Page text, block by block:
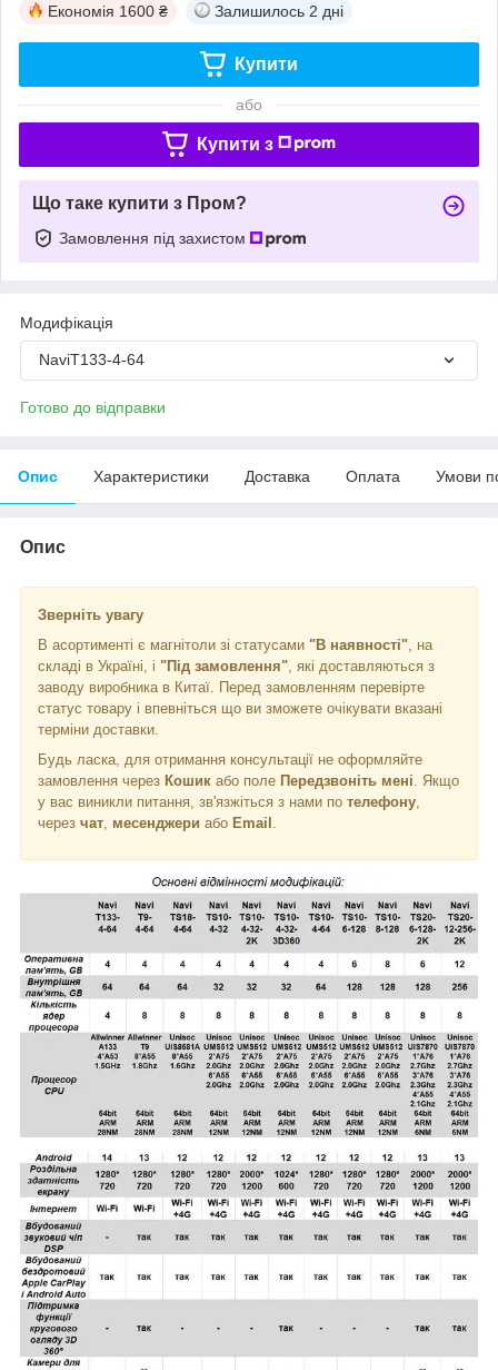
Економія 1600 ₴ Залишилось 2 дні
Купити
або
Купити з
Що таке купити з Пром?
Замовлення під захистом
Модифікація
NaviT133-4-64
Готово до відправки
Опис Характеристики Доставка Оплата Умови
Опис
Зверніть увагу
В асортименті є магнітоли зі статусами "В наявності" , на
складі в Україні, і "Під замовлення" , які доставляються з
заводу виробника в Китаї. Перед замовленням перевірте
статус товару і впевніться що ви зможете очікувати вказані
терміни доставки.
Будь ласка, для отримання консультації не оформляйте
замовлення через Кошик або поле Передзвоніть мені . Якщо
у вас виникли питання, зв'язжіться з нами по телефону
через чат месенджери або Email